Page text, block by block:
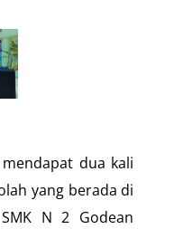
dua kali
yang berada di
N 2 Godean